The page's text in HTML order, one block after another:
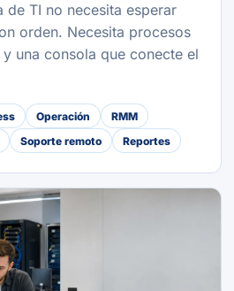
de TI no necesita esperar
orden. Necesita procesos
una consola que conecte el
Operación
RMM
Soporte remoto Reportes